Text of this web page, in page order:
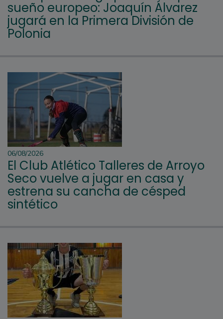
sueño europeo: Joaquín Álvarez
jugará en la Primera División de
Polonia
06/08/2026
El Club Atlético Talleres de Arroyo
Seco vuelve a jugar en casa y
estrena su cancha de césped
sintético